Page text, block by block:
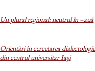
Un plural regional: neutrul în –auă
Orientări în cercetarea
din centrul universitar Iaşi